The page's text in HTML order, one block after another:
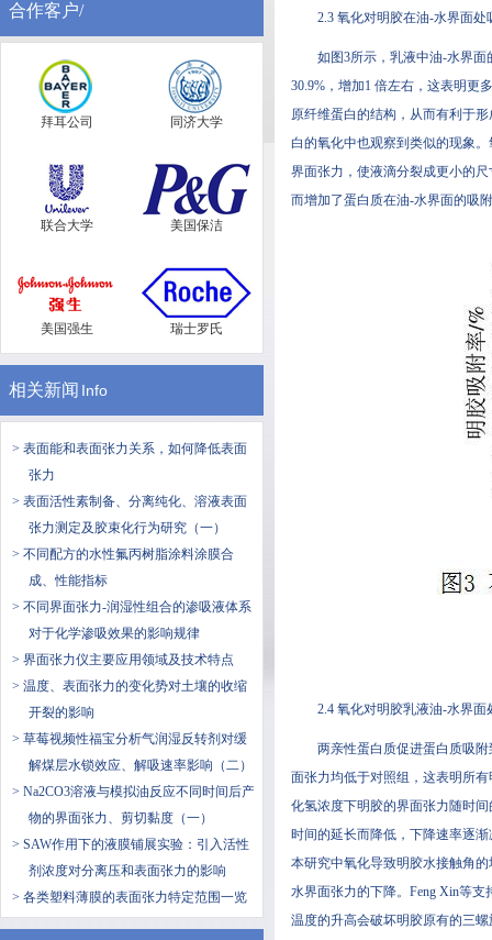
合作客户/
拜耳公司 同济大学
联合大学 美国保洁
美国强生 瑞士罗氏
相关新闻 Info
> 表面能和表面张力关系，如何降低表面
张力
> 表面活性素制备、分离纯化、溶液表面
张力测定及胶束化行为研究（一）
> 不同配方的水性氟丙树脂涂料涂膜合
成、性能指标
> 不同界面张力-润湿性组合的渗吸液体系
对于化学渗吸效果的影响规律
> 界面张力仪主要应用领域及技术特点
> 温度、表面张力的变化势对土壤的收缩
开裂的影响
> 草莓视频性福宝分析气润湿反转剂对缓
解煤层水锁效应、解吸速率影响（二）
> Na2CO3溶液与模拟油反应不同时间后产
物的界面张力、剪切黏度（一）
> SAW作用下的液膜铺展实验：引入活性
剂浓度对分离压和表面张力的影响
> 各类塑料薄膜的表面张力特定范围一览
2.3 氧化对明胶在油-水界面处
如图3所示，乳液中油-水界
30.9%，增加1 倍左右，这表明
原纤维蛋白的结构，从而有利于形
白的氧化中也观察到类似的现象
界面张力，使液滴分裂成更小的
而增加了蛋白质在油-水界面的吸附
2.4 氧化对明胶乳液油-水界面
两亲性蛋白质促进蛋白质吸附到
面张力均低于对照组，这表明
化氢浓度下明胶的界面张力随时间
时间的延长而降低，下降速率逐
本研究中氧化导致明胶水接触角的
水界面张力的下降。Feng Xin等
温度的升高会破坏明胶原有的三螺